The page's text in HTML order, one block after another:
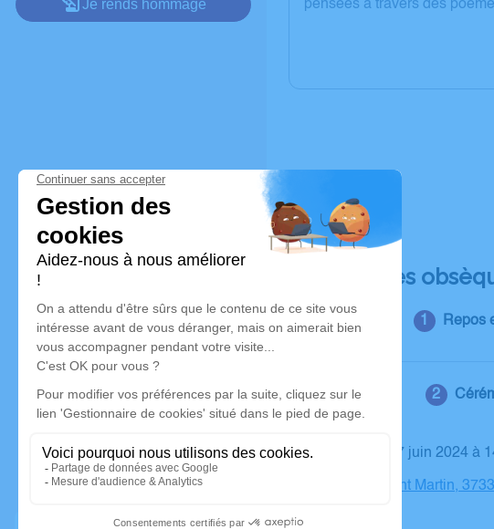
Je rends hommage
pensées à travers des
Déroulé des
Repos
Le lundi 17 juin 2024 à
Église Saint Martin,